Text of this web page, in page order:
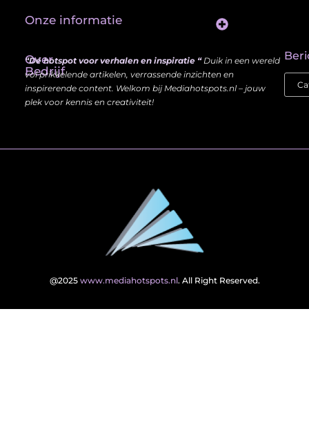
Over
Bedrijf
“Dé hotspot voor verhalen en inspiratie “Duik in een wereld
vol prikkelende artikelen, verrassende inzichten en
inspirerende content. Welkom bij Mediahotspots.nl – jouw
plek voor kennis en creativiteit!
Onze informatie
@2025 www.mediahotspots.nl. All Right Reserved.